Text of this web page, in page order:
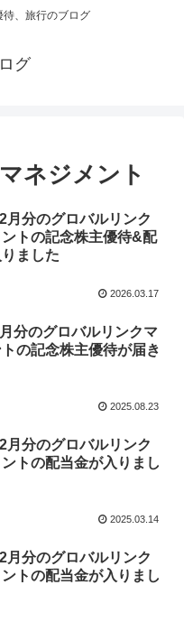
、旅行のブログ
グ
ネジメント
月分のグロバルリンク
トの記念株主優待&配
ました
2026.03.17
分のグロバルリンクマ
の記念株主優待が届き
2025.08.23
月分のグロバルリンク
トの配当金が入りまし
2025.03.14
月分のグロバルリンク
トの配当金が入りまし